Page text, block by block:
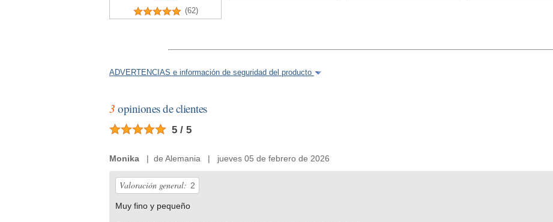
(62)
ADVERTENCIAS e información de seguridad del producto
3 opiniones de clientes
5 / 5
Monika | de Alemania | jueves 05 de febrero de 2026
Valoración general: 2
Muy fino y pequeño